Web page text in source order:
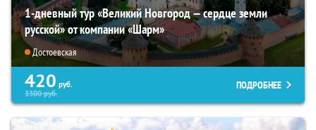
1-дневный тур «Великий Новгород — сердце земли
русской» от компании «Шарм»
Достоевская
420 руб.
3300руб.
ПОДРОБНЕЕ